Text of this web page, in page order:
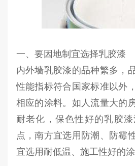
一、要因地制宜选择乳胶漆
内外墙乳胶漆的品种繁多，
性能指标符合国家标准以外
相应的涂料。如人流量大的
耐老化，保色性好的乳胶
点，南方宜选用防潮、防霉
宜选用耐低温、施工性好的涂